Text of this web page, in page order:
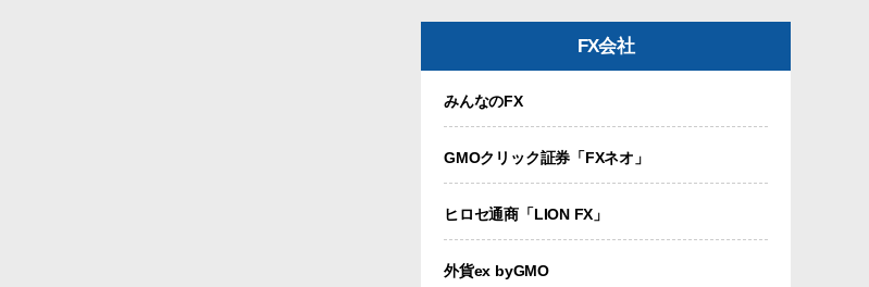
FX会社
みんなのFX
GMOクリック証券「FXネオ」
ヒロセ通商「LION FX」
外貨ex byGMO